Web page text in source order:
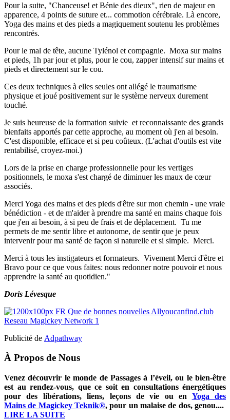
Pour la suite, "Chanceuse! et Bénie des dieux", rien de majeur en
apparence, 4 points de suture et... commotion cérébrale. Là encore,
Yoga des mains et des pieds a magiquement soutenu les problèmes
rencontrés.
Pour le mal de tête, aucune Tylénol et compagnie. Moxa sur mains
et pieds, 1h par jour et plus, pour le cou, zapper intensif sur mains et
pieds et directement sur le cou.
Ces deux techniques à elles seules ont allégé le traumatisme
physique et joué positivement sur le système nerveux durement
touché.
Je suis heureuse de la formation suivie et reconnaissante des grands
bienfaits apportés par cette approche, au moment où j'en ai besoin.
C'est disponible, efficace et si peu coûteux. (L'achat d'outils est vite
rentabilisé, croyez-moi.)
Lors de la prise en charge professionnelle pour les vertiges
positionnels, le moxa s'est chargé de diminuer les maux de cœur
associés.
Merci Yoga des mains et des pieds d'être sur mon chemin - une vraie
bénédiction - et de m'aider à prendre ma santé en mains chaque fois
que j'en ai besoin, à si peu de frais et de déplacement. Tu me
permets de me sentir libre et autonome, de sentir que je peux
intervenir pour ma santé de façon si naturelle et si simple. Merci.
Merci à tous les instigateurs et formateurs. Vivement Merci d'être et
Bravo pour ce que vous faites: nous redonner notre pouvoir et nous
apprendre la santé au quotidien."
Doris Lévesque
Publicité de Adpathway
À Propos de Nous
Venez découvrir le monde de Passages à l’éveil, ou le bien-être
est au rendez-vous, que ce soit en consultations énergétiques
pour des libérations, liens, leçons de vie ou en Yoga des
Mains de Magickey Teknik®, pour un malaise de dos, genou....
LIRE LA SUITE